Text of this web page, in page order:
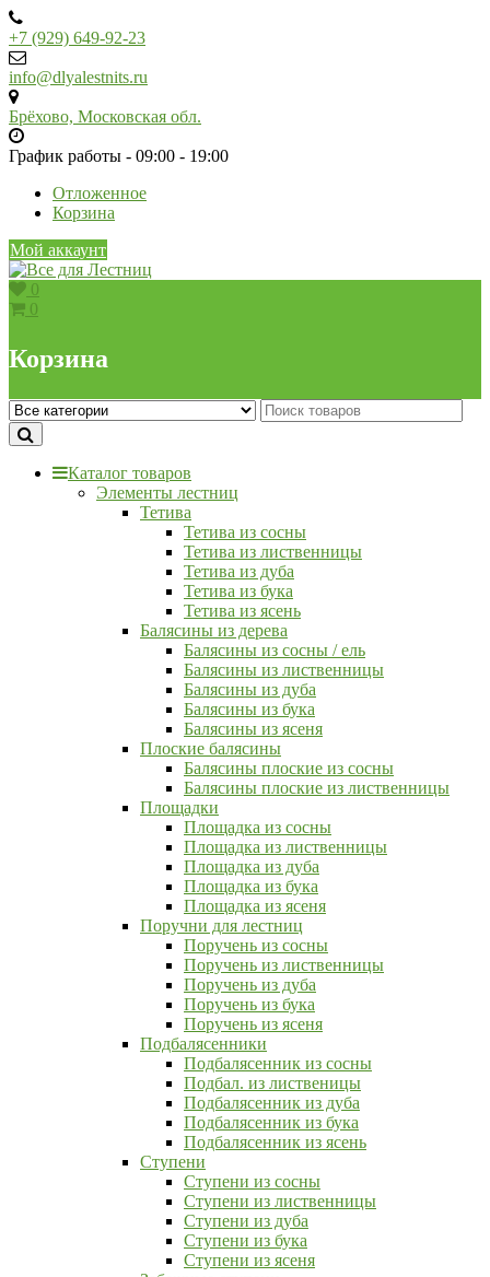
Skip
to
content
+7 (929) 649-92-23
info@dlyalestnits.ru
Брёхово, Московская обл.
График работы - 09:00 - 19:00
Отложенное
Корзина
Мой аккаунт
0
0
Корзина
Каталог товаров
Элементы лестниц
Тетива
Тетива из сосны
Тетива из лиственницы
Тетива из дуба
Тетива из бука
Тетива из ясень
Балясины из дерева
Балясины из сосны / ель
Балясины из лиственницы
Балясины из дуба
Балясины из бука
Балясины из ясеня
Плоские балясины
Балясины плоские из сосны
Балясины плоские из лиственницы
Площадки
Площадка из сосны
Площадка из лиственницы
Площадка из дуба
Площадка из бука
Площадка из ясеня
Поручни для лестниц
Поручень из сосны
Поручень из лиственницы
Поручень из дуба
Поручень из бука
Поручень из ясеня
Подбалясенники
Подбалясенник из сосны
Подбал. из лиственицы
Подбалясенник из дуба
Подбалясенник из бука
Подбалясенник из ясень
Ступени
Ступени из сосны
Ступени из лиственницы
Ступени из дуба
Ступени из бука
Ступени из ясеня